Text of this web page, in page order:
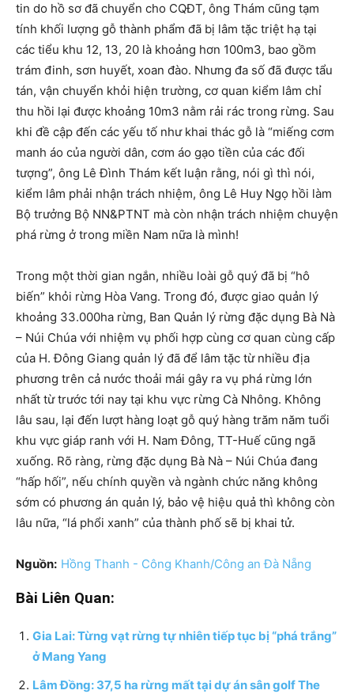
tin do hồ sơ đã chuyển cho CQĐT, ông Thám cũng tạm
tính khối lượng gỗ thành phẩm đã bị lâm tặc triệt hạ tại
các tiểu khu 12, 13, 20 là khoảng hơn 100m3, bao gồm
trám đinh, sơn huyết, xoan đào. Nhưng đa số đã được tẩu
tán, vận chuyển khỏi hiện trường, cơ quan kiểm lâm chỉ
thu hồi lại được khoảng 10m3 nằm rải rác trong rừng. Sau
khi đề cập đến các yếu tố như khai thác gỗ là “miếng cơm
manh áo của người dân, cơm áo gạo tiền của các đối
tượng”, ông Lê Đình Thám kết luận rằng, nói gì thì nói,
kiểm lâm phải nhận trách nhiệm, ông Lê Huy Ngọ hồi làm
Bộ trưởng Bộ NN&PTNT mà còn nhận trách nhiệm chuyện
phá rừng ở trong miền Nam nữa là mình!
Trong một thời gian ngắn, nhiều loài gỗ quý đã bị “hô
biến” khỏi rừng Hòa Vang. Trong đó, được giao quản lý
khoảng 33.000ha rừng, Ban Quản lý rừng đặc dụng Bà Nà
– Núi Chúa với nhiệm vụ phối hợp cùng cơ quan cùng cấp
của H. Đông Giang quản lý đã để lâm tặc từ nhiều địa
phương trên cả nước thoải mái gây ra vụ phá rừng lớn
nhất từ trước tới nay tại khu vực rừng Cà Nhông. Không
lâu sau, lại đến lượt hàng loạt gỗ quý hàng trăm năm tuổi
khu vực giáp ranh với H. Nam Đông, TT-Huế cũng ngã
xuống. Rõ ràng, rừng đặc dụng Bà Nà – Núi Chúa đang
“hấp hối”, nếu chính quyền và ngành chức năng không
sớm có phương án quản lý, bảo vệ hiệu quả thì không còn
lâu nữa, “lá phổi xanh” của thành phố sẽ bị khai tử.
Nguồn: Hồng Thanh - Công Khanh/Công an Đà Nẵng
Bài Liên Quan:
Gia Lai: Từng vạt rừng tự nhiên tiếp tục bị “phá trắng”
ở Mang Yang
Lâm Đồng: 37,5 ha rừng mất tại dự án sân golf The